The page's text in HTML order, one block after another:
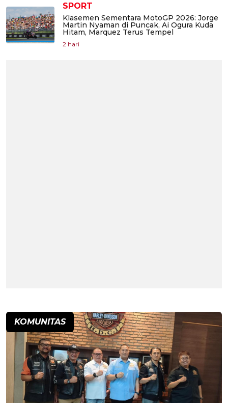
SPORT
Klasemen Sementara MotoGP 2026: Jorge
Martin Nyaman di Puncak, Ai Ogura Kuda
Hitam, Marquez Terus Tempel
2 hari
KOMUNITAS